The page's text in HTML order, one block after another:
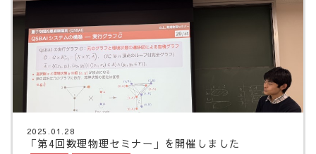
2025.01.28
「第4回数理物理セミナー」を開催しました